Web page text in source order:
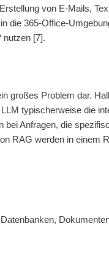
von E-Mails,
365-Office-
nutzen [7].
großes Problem dar.
typischerweise die
Anfragen, die
RAG werden in einem